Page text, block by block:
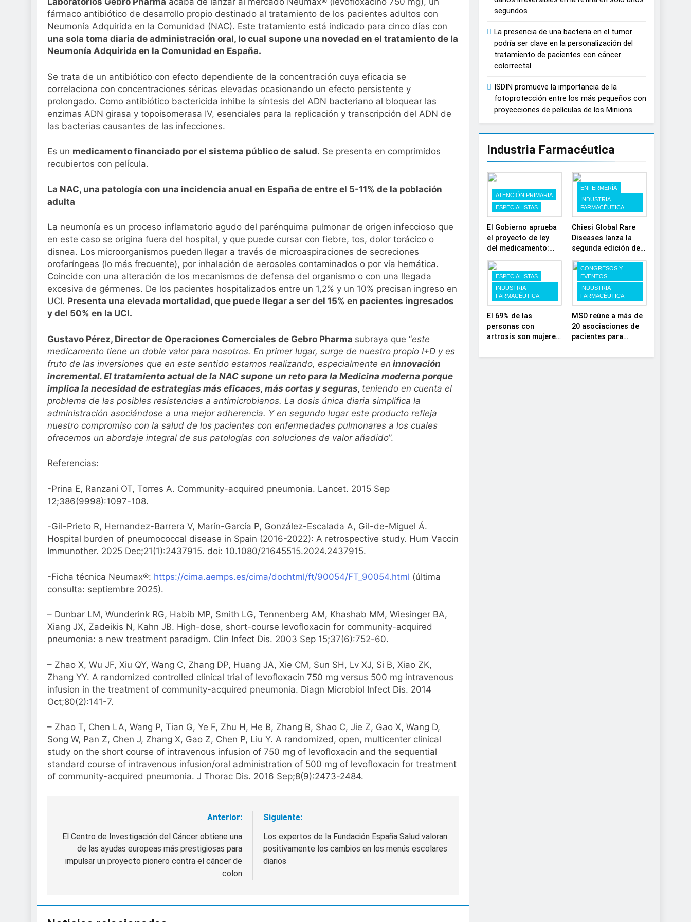
Sanidad publica el primer análisis nacional sobre la situación de las TCAE en España
2 Semanas Atrás
fármaco antibiótico de desarrollo propio destinado al tratamiento de los pacientes adultos con
Neumonía Adquirida en la Comunidad (NAC). Este tratamiento está indicado para cinco días con
una sola toma diaria de administración oral, lo cual supone una novedad en el tratamiento de la
Neumonía Adquirida en la Comunidad en España.
Se trata de un antibiótico con efecto dependiente de la concentración cuya eficacia se
correlaciona con concentraciones séricas elevadas ocasionando un efecto persistente y
prolongado. Como antibiótico bactericida inhibe la síntesis del ADN bacteriano al bloquear las
enzimas ADN girasa y topoisomerasa IV, esenciales para la replicación y transcripción del ADN de
las bacterias causantes de las infecciones.
Es un medicamento financiado por el sistema público de salud. Se presenta en comprimidos
recubiertos con película.
La NAC, una patología con una incidencia anual en España de entre el 5-11% de la población
adulta
La neumonía es un proceso inflamatorio agudo del parénquima pulmonar de origen infeccioso que
en este caso se origina fuera del hospital, y que puede cursar con fiebre, tos, dolor torácico o
disnea. Los microorganismos pueden llegar a través de microaspiraciones de secreciones
orofaríngeas (lo más frecuente), por inhalación de aerosoles contaminados o por vía hemática.
Coincide con una alteración de los mecanismos de defensa del organismo o con una llegada
excesiva de gérmenes. De los pacientes hospitalizados entre un 1,2% y un 10% precisan ingreso en
UCI. Presenta una elevada mortalidad, que puede llegar a ser del 15% en pacientes ingresados
y del 50% en la UCI.
Gustavo Pérez, Director de Operaciones Comerciales de Gebro Pharma subraya que “este
medicamento tiene un doble valor para nosotros. En primer lugar, surge de nuestro propio I+D y es
fruto de las inversiones que en este sentido estamos realizando, especialmente en innovación
incremental. El tratamiento actual de la NAC supone un reto para la Medicina moderna porque
implica la necesidad de estrategias más eficaces, más cortas y seguras, teniendo en cuenta el
problema de las posibles resistencias a antimicrobianos. La dosis única diaria simplifica la
administración asociándose a una mejor adherencia. Y en segundo lugar este producto refleja
nuestro compromiso con la salud de los pacientes con enfermedades pulmonares a los cuales
ofrecemos un abordaje integral de sus patologías con soluciones de valor añadido”.
Referencias:
-Prina E, Ranzani OT, Torres A. Community-acquired pneumonia. Lancet. 2015 Sep
12;386(9998):1097-108.
-Gil-Prieto R, Hernandez-Barrera V, Marín-García P, González-Escalada A, Gil-de-Miguel Á.
Hospital burden of pneumococcal disease in Spain (2016-2022): A retrospective study. Hum Vaccin
Immunother. 2025 Dec;21(1):2437915. doi: 10.1080/21645515.2024.2437915.
-Ficha técnica Neumax®: https://cima.aemps.es/cima/dochtml/ft/90054/FT_90054.html (última
consulta: septiembre 2025).
– Dunbar LM, Wunderink RG, Habib MP, Smith LG, Tennenberg AM, Khashab MM, Wiesinger BA,
Xiang JX, Zadeikis N, Kahn JB. High-dose, short-course levofloxacin for community-acquired
pneumonia: a new treatment paradigm. Clin Infect Dis. 2003 Sep 15;37(6):752-60.
– Zhao X, Wu JF, Xiu QY, Wang C, Zhang DP, Huang JA, Xie CM, Sun SH, Lv XJ, Si B, Xiao ZK,
Zhang YY. A randomized controlled clinical trial of levofloxacin 750 mg versus 500 mg intravenous
infusion in the treatment of community-acquired pneumonia. Diagn Microbiol Infect Dis. 2014
Oct;80(2):141-7.
– Zhao T, Chen LA, Wang P, Tian G, Ye F, Zhu H, He B, Zhang B, Shao C, Jie Z, Gao X, Wang D,
Song W, Pan Z, Chen J, Zhang X, Gao Z, Chen P, Liu Y. A randomized, open, multicenter clinical
study on the short course of intravenous infusion of 750 mg of levofloxacin and the sequential
standard course of intravenous infusion/oral administration of 500 mg of levofloxacin for treatment
of community-acquired pneumonia. J Thorac Dis. 2016 Sep;8(9):2473-2484.
de
entradas
Anterior:
El Centro de Investigación del Cáncer obtiene una
de las ayudas europeas más prestigiosas para
impulsar un proyecto pionero contra el cáncer de
colon
Siguiente:
Los expertos de la Fundación España Salud valoran
positivamente los cambios en los menús escolares
diarios
segundos
La presencia de una bacteria en el tumor
podría ser clave en la personalización del
tratamiento de pacientes con cáncer
colorrectal
ISDIN promueve la importancia de la
fotoprotección entre los más pequeños con
proyecciones de películas de los Minions
Industria Farmacéutica
ATENCIÓN PRIMARIA
ESPECIALISTAS
El Gobierno aprueba
el proyecto de ley
del medicamento:
autonomía
estratégica y
modernización para
el SNS
ENFERMERÍA
INDUSTRIA
FARMACÉUTICA
Chiesi Global Rare
Diseases lanza la
segunda edición de
impulsar la
investigación en
enfermedades de
depósito lisosomal
ESPECIALISTAS
INDUSTRIA
FARMACÉUTICA
El 69% de las
personas con
artrosis son mujeres
con dolor y rigidez a
CONGRESOS Y
EVENTOS
INDUSTRIA
FARMACÉUTICA
MSD reúne a más de
20 asociaciones de
pacientes para
sobre el presente y